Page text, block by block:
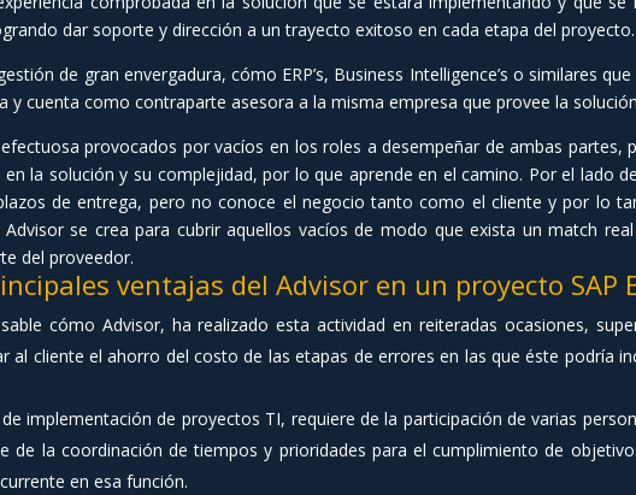
dar soporte y dirección a un trayecto exitoso en cada etapa del proyecto.
de gran envergadura, cómo ERP’s, Business Intelligence’s o similares
cuenta como contraparte asesora a la misma empresa que provee la
provocados por vacíos en los roles a desempeñar de ambas partes,
la solución y su complejidad, por lo que aprende en el camino. Por el lado
de entrega, pero no conoce el negocio tanto como el cliente y por lo
se crea para cubrir aquellos vacíos de modo que exista un match
del proveedor.
ventajas del Advisor en un proyecto SAP
cómo Advisor, ha realizado esta actividad en reiteradas ocasiones,
cliente el ahorro del costo de las etapas de errores en las que éste podría
implementación de proyectos TI, requiere de la participación de varias
de la coordinación de tiempos y prioridades para el cumplimiento de
en esa función.